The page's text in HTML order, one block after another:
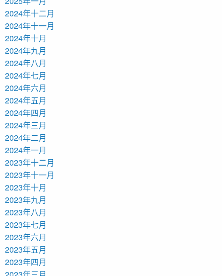
2024年十二月
2024年十一月
2024年十月
2024年九月
2024年八月
2024年七月
2024年六月
2024年五月
2024年四月
2024年三月
2024年二月
2024年一月
2023年十二月
2023年十一月
2023年十月
2023年九月
2023年八月
2023年七月
2023年六月
2023年五月
2023年四月